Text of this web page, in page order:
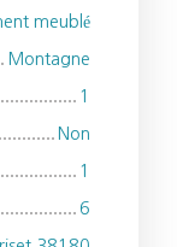
meublé
Montagne
1
Non
1
6